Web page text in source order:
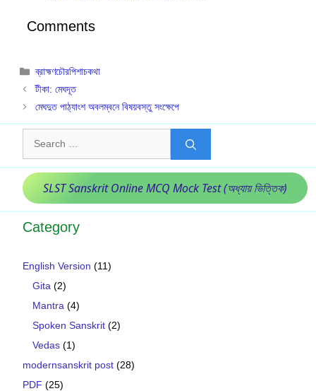
Comments
Categories
ব্রাহ্মণচৌরপিশাচকথা
টীকা: মেঘদূত
মেঘদুত পাঠ্যাংশ অবলম্বনে বিষয়বস্তু সংক্ষেপে
for:
SLST Sanskrit Online MCQ Mock Test (অধ্যায় ভিত্তিক)
Category
English Version (11)
Gita (2)
Mantra (4)
Spoken Sanskrit (2)
Vedas (1)
modernsanskrit post (28)
PDF (25)